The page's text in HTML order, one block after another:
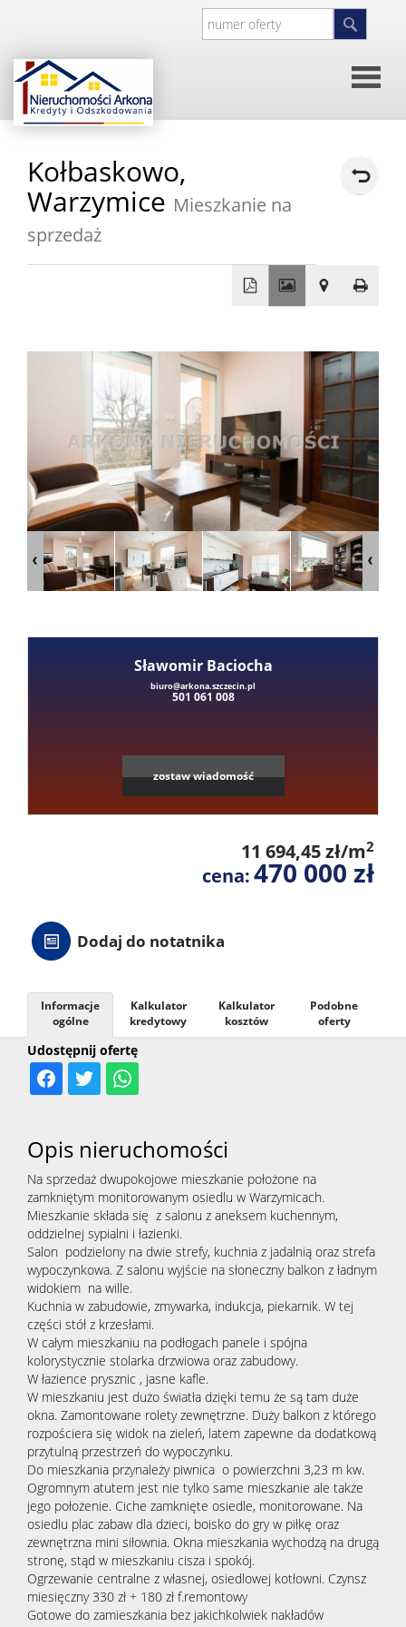
główna
O
Oferty
Domy
Dzialki
Kołbaskowo,
Warzymice Mieszkanie na
sprzedaż
−
Sławomir Baciocha
biuro@arkona.szczecin.pl
501 061 008
zostaw wiadomość
11 694,45 zł/m2
cena:470 000 zł
Dodaj do notatnika
Udostępnij ofertę
Informacje
ogólne
Kalkulator
kredytowy
Kalkulator
kosztów
Podobne
oferty
Opis nieruchomości
Na sprzedaż dwupokojowe mieszkanie położone na
zamkniętym monitorowanym osiedlu w Warzymicach.
Mieszkanie składa się z salonu z aneksem kuchennym,
oddzielnej sypialni i łazienki.
Salon podzielony na dwie strefy, kuchnia z jadalnią oraz strefa
wypoczynkowa. Z salonu wyjście na słoneczny balkon z ładnym
widokiem na wille.
Kuchnia w zabudowie, zmywarka, indukcja, piekarnik. W tej
części stół z krzesłami.
W całym mieszkaniu na podłogach panele i spójna
kolorystycznie stolarka drzwiowa oraz zabudowy.
W łazience prysznic , jasne kafle.
W mieszkaniu jest dużo światła dzięki temu że są tam duże
okna. Zamontowane rolety zewnętrzne. Duży balkon z którego
rozpościera się widok na zieleń, latem zapewne da dodatkową
przytulną przestrzeń do wypoczynku.
Do mieszkania przynależy piwnica o powierzchni 3,23 m kw.
Ogromnym atutem jest nie tylko same mieszkanie ale także
jego położenie. Ciche zamknięte osiedle, monitorowane. Na
osiedlu plac zabaw dla dzieci, boisko do gry w piłkę oraz
zewnętrzna mini siłownia. Okna mieszkania wychodzą na drugą
stronę, stąd w mieszkaniu cisza i spokój.
Ogrzewanie centralne z własnej, osiedlowej kotłowni. Czynsz
miesięczny 330 zł + 180 zł f.remontowy
Gotowe do zamieszkania bez jakichkolwiek nakładów